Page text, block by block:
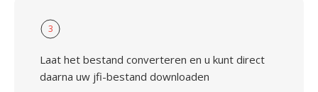
3
Laat het bestand converteren en u kunt direct
daarna uw jfi-bestand downloaden